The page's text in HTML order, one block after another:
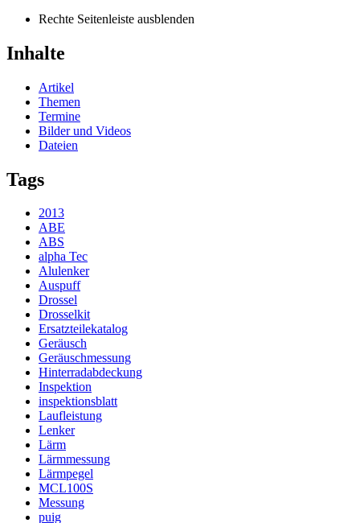
Rechte Seitenleiste ausblenden
Inhalte
Artikel
Themen
Termine
Bilder und Videos
Dateien
Tags
2013
ABE
ABS
alpha Tec
Alulenker
Auspuff
Drossel
Drosselkit
Ersatzteilekatalog
Geräusch
Geräuschmessung
Hinterradabdeckung
Inspektion
inspektionsblatt
Laufleistung
Lenker
Lärm
Lärmmessung
Lärmpegel
MCL100S
Messung
puig